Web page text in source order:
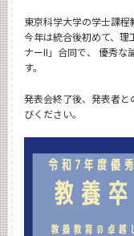
東京科学大学の学士課程
今年は統合後初めて、理
ナーII」合同で、 優秀な
す。
発表会終了後、発表者
びください。